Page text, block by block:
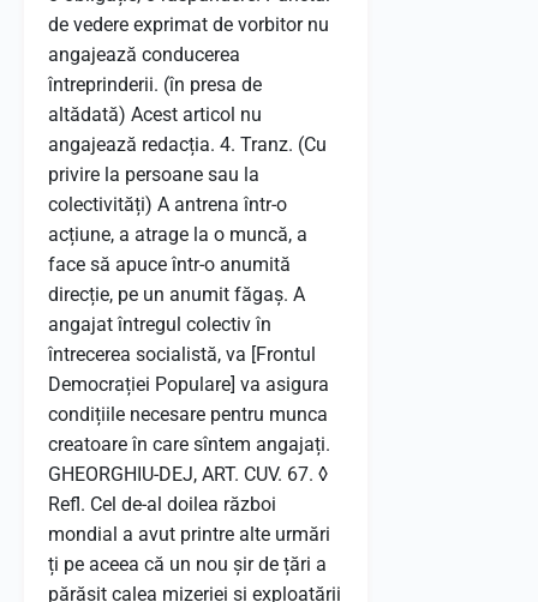
de vedere exprimat de vorbitor nu
angajează conducerea
întreprinderii. (în presa de
altădată) Acest articol nu
angajează redacția. 4. Tranz. (Cu
privire la persoane sau la
colectivități) A antrena într-o
acțiune, a atrage la o muncă, a
face să apuce într-o anumită
direcție, pe un anumit făgaș. A
angajat întregul colectiv în
întrecerea socialistă, va [Frontul
Democrației Populare] va asigura
condițiile necesare pentru munca
creatoare în care sîntem angajați.
GHEORGHIU-DEJ, ART. CUV. 67. ◊
Refl. Cel de-al doilea război
mondial a avut printre alte urmări
ți pe aceea că un nou șir de țări a
părăsit calea mizeriei și exploatării